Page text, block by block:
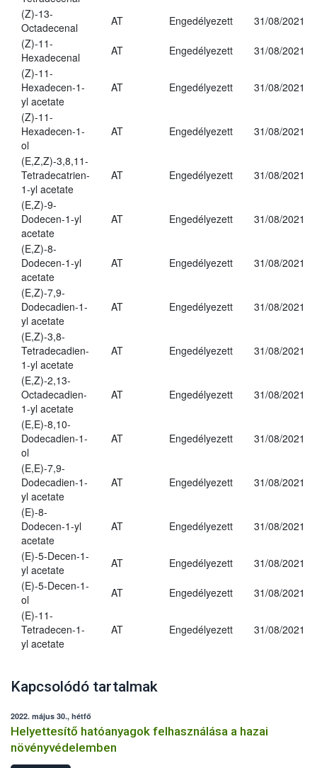
(Z)-13-
Octadecenal
AT Engedélyezett
31/08/2021
(Z)-11-
Hexadecenal
AT Engedélyezett
31/08/2021
(Z)-11-
Hexadecen-1-
yl acetate
AT Engedélyezett 31/08/2021
(Z)-11-
Hexadecen-1-
ol
AT Engedélyezett 31/08/2021
(E,Z,Z)-3,8,11-
Tetradecatrien-
1-yl acetate
AT Engedélyezett 31/08/2021
(E,Z)-9-
Dodecen-1-yl
acetate
AT Engedélyezett 31/08/2021
(E,Z)-8-
Dodecen-1-yl
acetate
AT Engedélyezett 31/08/2021
(E,Z)-7,9-
Dodecadien-1-
yl acetate
AT Engedélyezett 31/08/2021
(E,Z)-3,8-
Tetradecadien-
1-yl acetate
AT Engedélyezett 31/08/2021
(E,Z)-2,13-
Octadecadien-
1-yl acetate
AT Engedélyezett 31/08/2021
(E,E)-8,10-
Dodecadien-1-
ol
AT Engedélyezett 31/08/2021
(E,E)-7,9-
Dodecadien-1-
yl acetate
AT Engedélyezett 31/08/2021
(E)-8-
Dodecen-1-yl
acetate
AT Engedélyezett 31/08/2021
(E)-5-Decen-1-
yl acetate
AT Engedélyezett
31/08/2021
(E)-5-Decen-1-
ol
AT Engedélyezett
31/08/2021
(E)-11-
Tetradecen-1-
yl acetate
AT Engedélyezett 31/08/2021
Kapcsolódó tartalmak
2022. május 30., hétfő
Helyettesítő hatóanyagok felhasználása a hazai
növényvédelemben